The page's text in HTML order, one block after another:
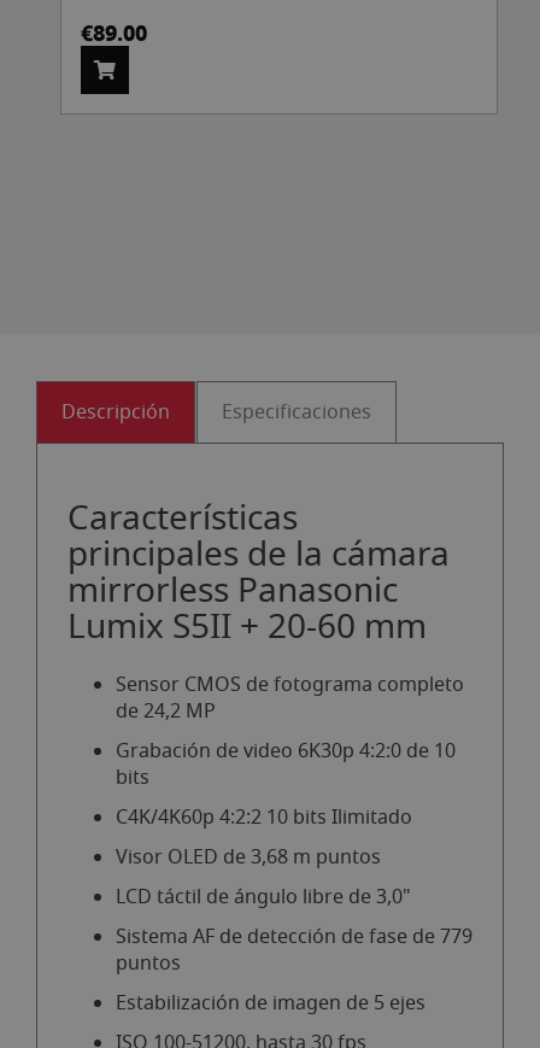
€89.00
Descripción Especificaciones
Características
principales de la cámara
mirrorless Panasonic
Lumix S5II + 20-60 mm
Sensor CMOS de fotograma completo
de 24,2 MP
Grabación de video 6K30p 4:2:0 de 10
bits
C4K/4K60p 4:2:2 10 bits Ilimitado
Visor OLED de 3,68 m puntos
LCD táctil de ángulo libre de 3,0"
Sistema AF de detección de fase de 779
puntos
Estabilización de imagen de 5 ejes